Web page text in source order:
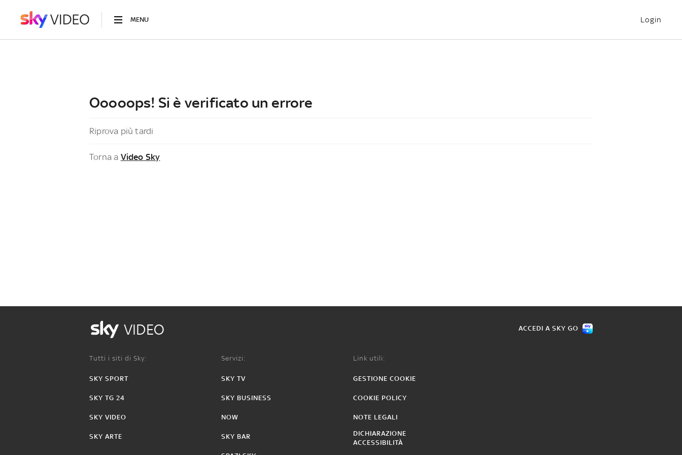
MENU Login
Ooooops! Si è verificato un errore
Riprova più tardi
Torna a Video Sky
VIDEO ACCEDI A SKY GO
Tutti i siti di Sky:
SKY SPORT
SKY TG 24
SKY VIDEO
SKY ARTE
Servizi:
SKY TV
SKY BUSINESS
NOW
SKY BAR
Link utili:
GESTIONE COOKIE
COOKIE POLICY
NOTE LEGALI
DICHIARAZIONE
ACCESSIBILITÀ